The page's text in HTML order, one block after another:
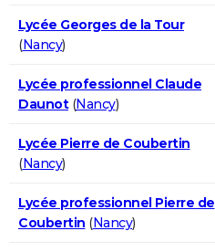
Lycée Georges de la Tour
(Nancy)
Lycée professionnel Claude
Daunot(Nancy)
Lycée Pierre de Coubertin
(Nancy)
Lycée professionnel Pierre de
Coubertin (Nancy)